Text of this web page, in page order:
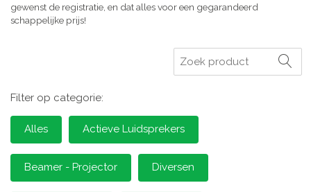
gewenst de registratie, en dat alles voor een gegarandeerd
schappelijke prijs!
Zoeken
Filter op categorie:
Alles Actieve Luidsprekers
Beamer - Projector Diversen